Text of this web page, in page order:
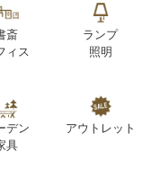
斎
ィス
ランプ
照明
デン
具
アウトレット